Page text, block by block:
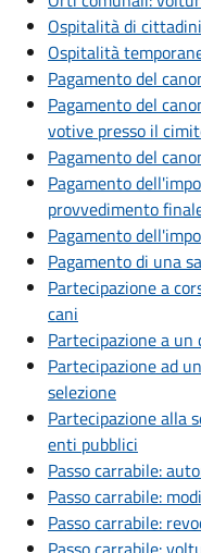
Ospitalità di
Ospitalità
Pagamento del
Pagamento del
votive presso il
Pagamento del
Pagamento
provvedimento
Pagamento
Pagamento di una
Partecipazione a
cani
Partecipazione a un
Partecipazione ad
selezione
Partecipazione alla
enti pubblici
Passo carrabile:
Passo carrabile:
Passo carrabile: